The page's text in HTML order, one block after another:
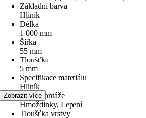
Základní barva
Hliník
Délka
1 000 mm
Šířka
55 mm
Tloušťka
5 mm
Specifikace materiálu
Hliník
Druh montáže
Hmoždinky, Lepení
Tloušťka vrstvy
Zobrazit více